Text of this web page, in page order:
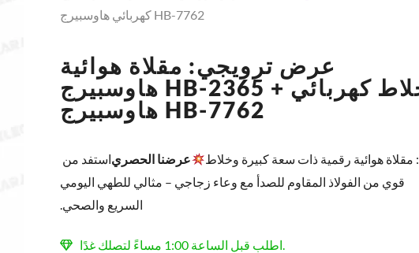
كهربائي هاوسبيرج HB-7762
عرض ترويجي: مقلاة هوائية
هاوسبيرج HB-2365 + خلاط كهربائي
هاوسبيرج HB-7762
استفد منعرضنا الحصري
: مقلاة هوائية رقمية ذات سعة كبيرة وخلاط
قوي من الفولاذ المقاوم للصدأ مع وعاء زجاجي – مثالي للطهي اليومي
السريع والصحي.
اطلب قبل الساعة 1:00 مساءً لتصلك غدًا.